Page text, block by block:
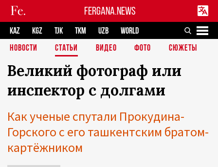
FERGANA.NEWS
KAZ KGZ TJK TKM UZB
WORLD
НОВОСТИ
СТАТЬИ ВИДЕО ФОТО СЮЖЕТЫ
Великий фотограф или
инспектор с долгами
Как ученые спутали Прокудина-
Горского с его ташкентским братом-
картёжником